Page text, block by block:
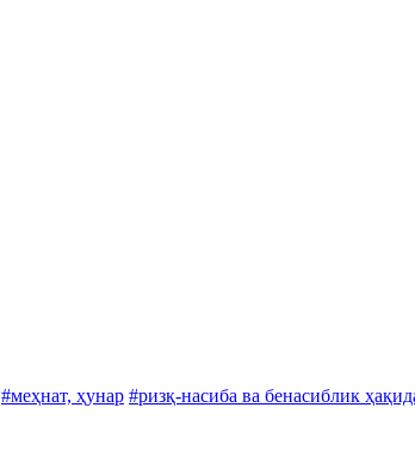
#меҳнат, ҳунар #ризқ-насиба ва бенасиблик